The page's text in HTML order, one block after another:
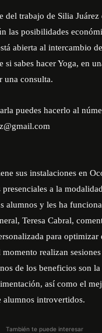
del trabajo de Silia Juárez
las posibilidades
abierta al intercambio
si sabes hacer Yoga, en
una consulta.
puedes hacerlo al
sus instalaciones en
presenciales a la
alumnos y les ha
Teresa Cabral,
para optimizar
realizan
de los beneficios son
así como el
alumnos introvertidos.
También te puede interesar